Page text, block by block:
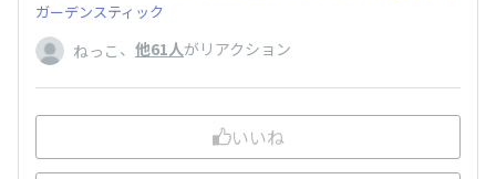
ガーデンスティック
ねっこ 、 他61人がリアクション
いいね